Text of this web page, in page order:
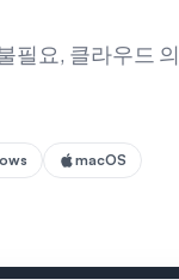
필요, 클라우드 의
macOS